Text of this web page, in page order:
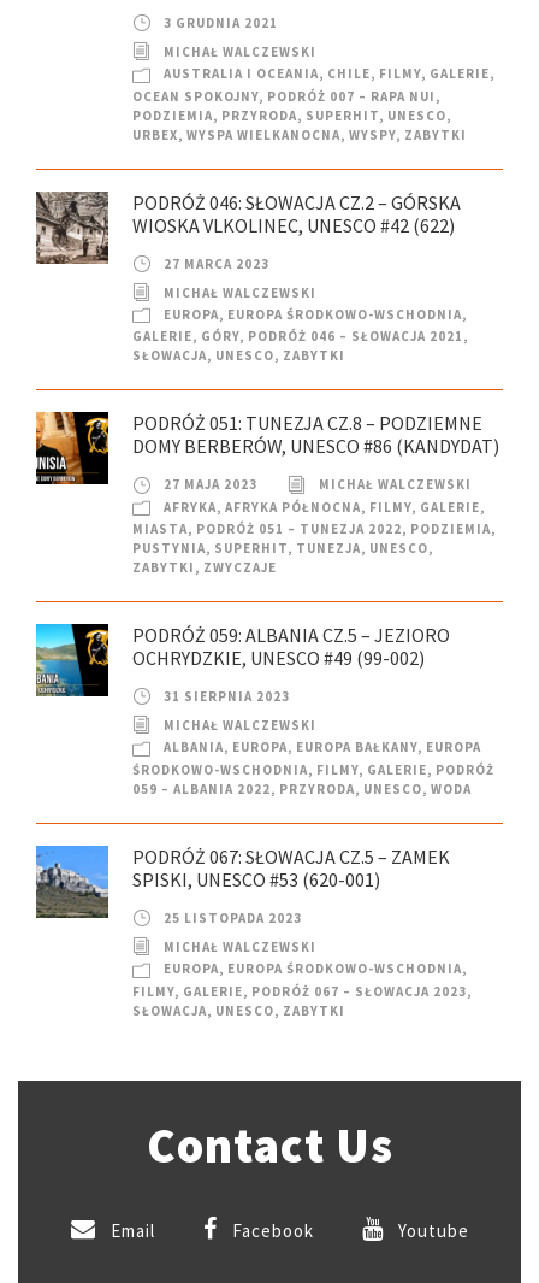
3 GRUDNIA 2021
MICHAŁ WALCZEWSKI
AUSTRALIA I OCEANIA, CHILE, FILMY, GALERIE,
OCEAN SPOKOJNY, PODRÓŻ 007 – RAPA NUI ,
PODZIEMIA, PRZYRODA, SUPERHIT, UNESCO,
URBEX, WYSPA WIELKANOCNA, WYSPY, ZABYTKI
PODRÓŻ 046: SŁOWACJA CZ.2 – GÓRSKA
WIOSKA VLKOLINEC, UNESCO #42 (622)
27 MARCA 2023
MICHAŁ WALCZEWSKI
EUROPA, EUROPA ŚRODKOWO-WSCHODNIA,
GALERIE, GÓRY, PODRÓŻ 046 – SŁOWACJA 2021 ,
SŁOWACJA, UNESCO, ZABYTKI
PODRÓŻ 051: TUNEZJA CZ.8 – PODZIEMNE
DOMY BERBERÓW, UNESCO #86 (KANDYDAT)
27 MAJA 2023
MICHAŁ WALCZEWSKI
AFRYKA, AFRYKA PÓŁNOCNA, FILMY, GALERIE,
MIASTA, PODRÓŻ 051 – TUNEZJA 2022, PODZIEMIA,
PUSTYNIA, SUPERHIT, TUNEZJA, UNESCO,
ZABYTKI , ZWYCZAJE
PODRÓŻ 059: ALBANIA CZ.5 – JEZIORO
OCHRYDZKIE, UNESCO #49 (99-002)
31 SIERPNIA 2023
MICHAŁ WALCZEWSKI
ALBANIA, EUROPA, EUROPA BAŁKANY, EUROPA
ŚRODKOWO-WSCHODNIA, FILMY, GALERIE, PODRÓŻ
059 – ALBANIA 2022, PRZYRODA, UNESCO, WODA
PODRÓŻ 067: SŁOWACJA CZ.5 – ZAMEK
SPISKI, UNESCO #53 (620-001)
25 LISTOPADA 2023
MICHAŁ WALCZEWSKI
EUROPA, EUROPA ŚRODKOWO-WSCHODNIA,
FILMY, GALERIE, PODRÓŻ 067 – SŁOWACJA 2023,
SŁOWACJA, UNESCO, ZABYTKI
Contact Us
Email Facebook Youtube